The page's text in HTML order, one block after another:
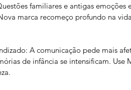
familiares e antigas
marca recomeço profundo na
A comunicação pede mais
de infância se intensificam. Use